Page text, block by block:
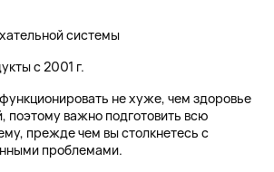
системы
с 2001 г.
не хуже, чем здоровье
поэтому важно подготовить всю
прежде чем вы столкнетесь с
проблемами.